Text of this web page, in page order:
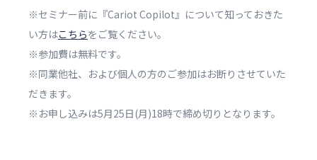
※セミナー前に『Cariot Copilot』について知っておきた
い方はこちらをご覧ください。
※参加費は無料です。
※同業他社、および個人の方のご参加はお断りさせていた
だきます。
※お申し込みは5月25日(月)18時で締め切りとなります。